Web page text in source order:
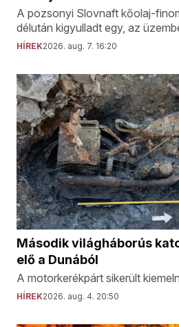
A pozsonyi Slovnaft kőolaj-
délután kigyulladt egy, az
HÍREK2026. aug. 7. 16:20
Második világháborús
elő a Dunából
A motorkerékpárt sikerült
HÍREK2026. aug. 4. 20:50